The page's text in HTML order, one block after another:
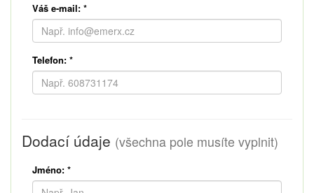
Váš e-mail: *
Telefon: *
Dodací údaje (všechna pole musíte vyplnit)
Jméno: *